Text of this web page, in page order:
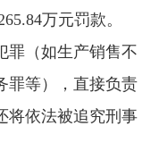
万元罚款。
罪（如生产销售不
罪等），直接负责
将依法被追究刑事